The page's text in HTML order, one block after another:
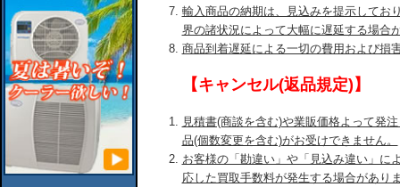
輸入商品の納期は、見込みを提示してお
界の諸状況によって大幅に遅延する場合
商品到着遅延による一切の費用および損
【キャンセル(返品規定)】
見積書(商談を含む)や業販価格よって発
品(個数変更を含む)がお受けできません。
お客様の「勘違い」や「見込み違い」に
応した買取手数料が発生する場合があり